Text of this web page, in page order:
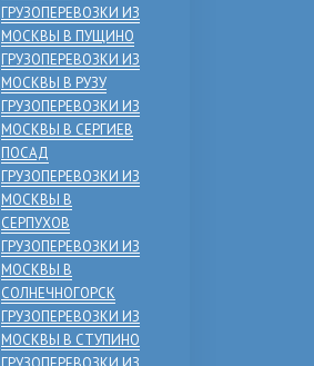
ГРУЗОПЕРЕВОЗКИ ИЗ
МОСКВЫ В ПУЩИНО
ГРУЗОПЕРЕВОЗКИ ИЗ
МОСКВЫ В РУЗУ
ГРУЗОПЕРЕВОЗКИ ИЗ
МОСКВЫ В СЕРГИЕВ
ПОСАД
ГРУЗОПЕРЕВОЗКИ ИЗ
МОСКВЫ В
СЕРПУХОВ
ГРУЗОПЕРЕВОЗКИ ИЗ
МОСКВЫ В
СОЛНЕЧНОГОРСК
ГРУЗОПЕРЕВОЗКИ ИЗ
МОСКВЫ В СТУПИНО